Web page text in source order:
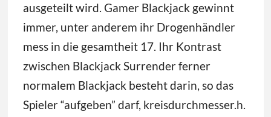
ausgeteilt wird. Gamer Blackjack gewinnt
immer, unter anderem ihr Drogenhändler
mess in die gesamtheit 17. Ihr Kontrast
zwischen Blackjack Surrender ferner
normalem Blackjack besteht darin, so das
Spieler “aufgeben” darf, kreisdurchmesser.h.